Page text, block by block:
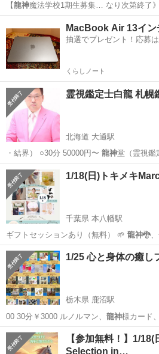
【龍神魔法学校1期生募集… なり次第終了》
… 2〜3日龍神魔法学校【中級編】… 2〜3
… 2〜3日龍神 MacBook Air 13イ
抽選でプレゼント！応募
くらしノート
霊視鑑定士白龍 札幌
北海道 大通駅
・結界） ○30分 50000円〜 龍神堂（霊視鑑
ウ…
北海道 札幌市 大通駅 その他
1/18(日)トキメキ
千葉県 本八幡駅
ギフトセッションあり（無料） 🌱 龍神🐉
（今年の丙…
千葉 市川市 本八幡駅 ワークシ
1/25 心と身体の癒し
栃木県 鹿沼駅
00 30分￥3000 ルノルマン、 龍神様カード
して …
栃木 宇都宮市 鹿沼駅 ワークシ
【参加無料！】1/
Selection in…